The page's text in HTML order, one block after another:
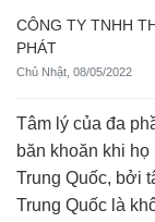
CÔNG TY TNHH
PHÁT
Chủ Nhật, 08/05/2022
Tâm lý của đa
băn khoăn khi
Trung Quốc, bởi
Trung Quốc là